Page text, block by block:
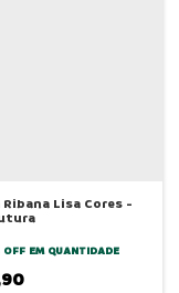
Lisa Cores -
EM QUANTIDADE